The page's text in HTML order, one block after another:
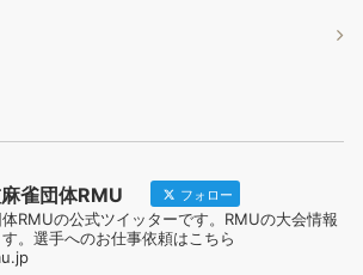
雀団体RMU フォロー
RMUの公式ツイッターです。RMUの大会情報
。選手へのお仕事依頼はこちら